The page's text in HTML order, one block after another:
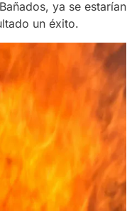
ya se estarían
un éxito.